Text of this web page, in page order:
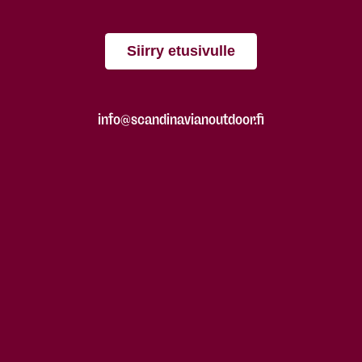
Siirry etusivulle
info@scandinavianoutdoor.fi